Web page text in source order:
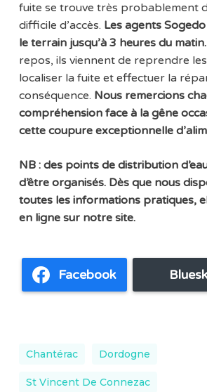
fuite se trouve très probablement
difficile d’accès. Les agents
le terrain jusqu’à 3 heures du matin.
repos, ils viennent de reprendre
localiser la fuite et effectuer la
conséquence. Nous remercions
compréhension face à la gêne
cette coupure exceptionnelle
NB : des points de distribution
d’être organisés. Dès que nous
toutes les informations pratiques,
en ligne sur notre site.
Facebook
Chantérac Dordogne
St Vincent De Connezac